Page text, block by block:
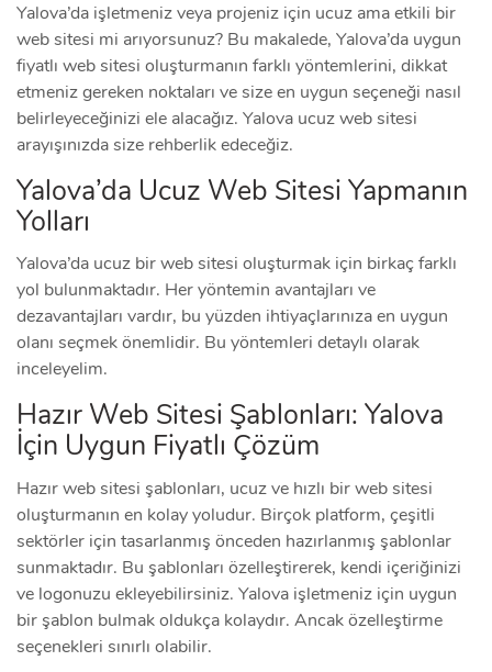
Yalova’da işletmeniz veya projeniz için ucuz ama etkili bir
web sitesi mi arıyorsunuz? Bu makalede, Yalova’da uygun
fiyatlı web sitesi oluşturmanın farklı yöntemlerini, dikkat
etmeniz gereken noktaları ve size en uygun seçeneği nasıl
belirleyeceğinizi ele alacağız. Yalova ucuz web sitesi
arayışınızda size rehberlik edeceğiz.
Yalova’da Ucuz Web Sitesi Yapmanın
Yolları
Yalova’da ucuz bir web sitesi oluşturmak için birkaç farklı
yol bulunmaktadır. Her yöntemin avantajları ve
dezavantajları vardır, bu yüzden ihtiyaçlarınıza en uygun
olanı seçmek önemlidir. Bu yöntemleri detaylı olarak
inceleyelim.
Hazır Web Sitesi Şablonları: Yalova
İçin Uygun Fiyatlı Çözüm
Hazır web sitesi şablonları, ucuz ve hızlı bir web sitesi
oluşturmanın en kolay yoludur. Birçok platform, çeşitli
sektörler için tasarlanmış önceden hazırlanmış şablonlar
sunmaktadır. Bu şablonları özelleştirerek, kendi içeriğinizi
ve logonuzu ekleyebilirsiniz. Yalova işletmeniz için uygun
bir şablon bulmak oldukça kolaydır. Ancak özelleştirme
seçenekleri sınırlı olabilir.